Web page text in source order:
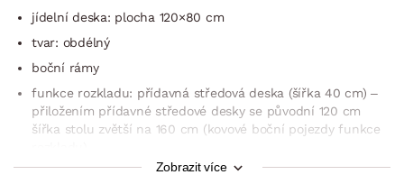
jídelní deska: plocha 120×80 cm
tvar: obdélný
boční rámy
funkce rozkladu: přídavná středová deska (šířka 40 cm) –
přiložením přídavné středové desky se původní 120 cm
šířka stolu zvětší na 160 cm (kovové boční pojezdy funkce
univerzální styl do každé jídelny/kuchyně
Zobrazit více